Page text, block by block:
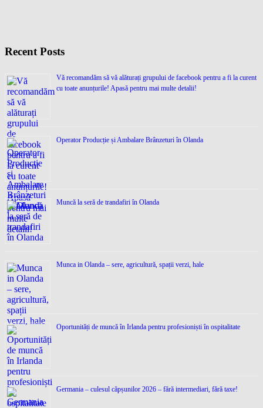
Recent Posts
Vă recomandăm să vă alăturați grupului de facebook pentru a fi la curent
cu toate anunțurile! Apasă pentru mai multe detalii!
Operator Producție și Ambalare Brânzeturi în Olanda
Muncă la seră de trandafiri în Olanda
Munca in Olanda – sere, agricultură, spații verzi, hale
Oportunități de muncă în Irlanda pentru profesioniști în ospitalitate
Germania – culesul căpșunilor 2026 – fără intermediari, fără taxe!